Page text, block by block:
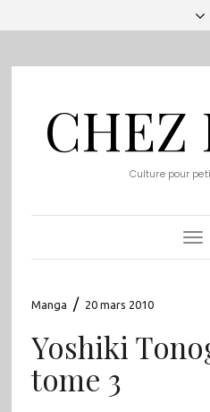
CHEZ
Culture pour
Manga / 20 mars 2010
Yoshiki
tome 3